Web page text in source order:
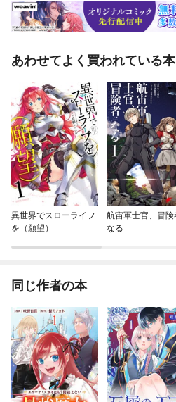
あわせてよく買われている本
異世界でスローライフ
を（願望）
航宙軍士官、冒険
なる
同じ作者の本